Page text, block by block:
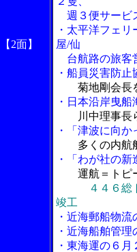
【2面】
週３便サービ
・太平洋フェ
屋/仙
台航路の旅客
・船員災害防
菊地剛会長
・日本沿岸曳
川中理事長
・「津波に向
多くの内航
・「わが社の新
運航＝トピ
４４６総
竣工
・近海郵船物
・近海船舶管
・東海運の６